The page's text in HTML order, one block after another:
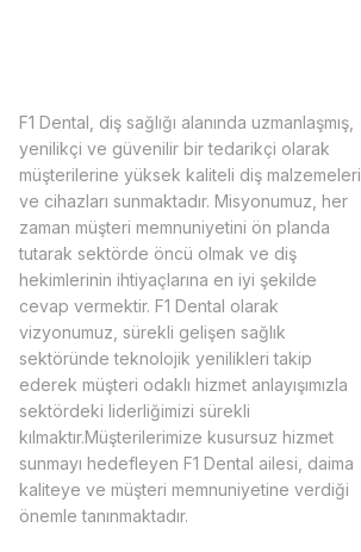
F1 Dental, diş sağlığı alanında uzmanlaşmış,
yenilikçi ve güvenilir bir tedarikçi olarak
müşterilerine yüksek kaliteli diş malzemeleri
ve cihazları sunmaktadır. Misyonumuz, her
zaman müşteri memnuniyetini ön planda
tutarak sektörde öncü olmak ve diş
hekimlerinin ihtiyaçlarına en iyi şekilde
cevap vermektir. F1 Dental olarak
vizyonumuz, sürekli gelişen sağlık
sektöründe teknolojik yenilikleri takip
ederek müşteri odaklı hizmet anlayışımızla
sektördeki liderliğimizi sürekli
kılmaktır.Müşterilerimize kusursuz hizmet
sunmayı hedefleyen F1 Dental ailesi, daima
kaliteye ve müşteri memnuniyetine verdiği
önemle tanınmaktadır.